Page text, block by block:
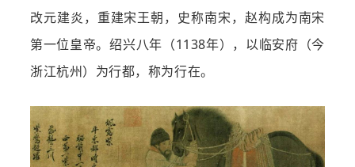
改元建炎，重建宋王朝，史称南宋，赵构成为南宋
第一位皇帝。绍兴八年（1138年），以临安府（今
浙江杭州）为行都，称为行在。